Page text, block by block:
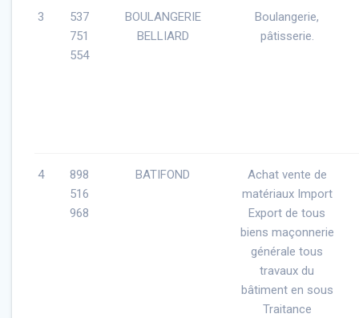
3
537
751
554
BOULANGERIE
BELLIARD
Boulangerie,
pâtisserie.
4
898
516
968
BATIFOND
Achat vente de
matériaux Import
Export de tous
biens maçonnerie
générale tous
travaux du
bâtiment en sous
Traitance